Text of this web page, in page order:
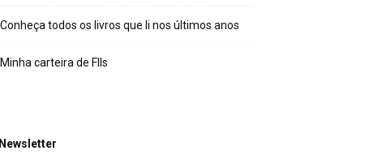
Conheça todos os livros que li nos últimos anos
Minha carteira de FIIs
Newsletter